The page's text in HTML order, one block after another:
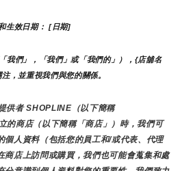
生效日期： [日期]
我們」，「我們」或「我們的」），{店舖名
，並重視我們與您的關係。
供者 SHOPLINE（以下簡稱
的商店（以下簡稱「商店」）時，我們可
個人資料（包括您的員工和/或代表、代理
商店上訪問或購買，我們也可能會蒐集和處